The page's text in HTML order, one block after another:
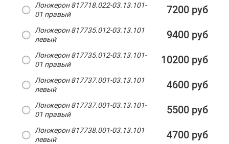
Лонжерон 817718.022-03.13.101-
01 правый
7200 руб
Лонжерон 817735.012-03.13.101
левый
9400 руб
Лонжерон 817735.012-03.13.101-
01 правый
10200 руб
Лонжерон 817737.001-03.13.101
левый
4600 руб
Лонжерон 817737.001-03.13.101-
01 правый
5500 руб
Лонжерон 817738.001-03.13.101
левый
4700 руб